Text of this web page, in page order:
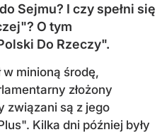
Sejmu? I czy spełni się
O tym
Do Rzeczy".
w minioną środę,
złożony
związani są z jego
Kilka dni później były